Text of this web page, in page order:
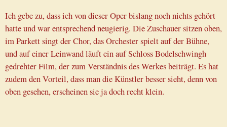
Ich gebe zu, dass ich von dieser Oper bislang noch nichts gehört
hatte und war entsprechend neugierig. Die Zuschauer sitzen oben,
im Parkett singt der Chor, das Orchester spielt auf der Bühne,
und auf einer Leinwand läuft ein auf Schloss Bodelschwingh
gedrehter Film, der zum Verständnis des Werkes beiträgt. Es hat
zudem den Vorteil, dass man die Künstler besser sieht, denn von
oben gesehen, erscheinen sie ja doch recht klein.